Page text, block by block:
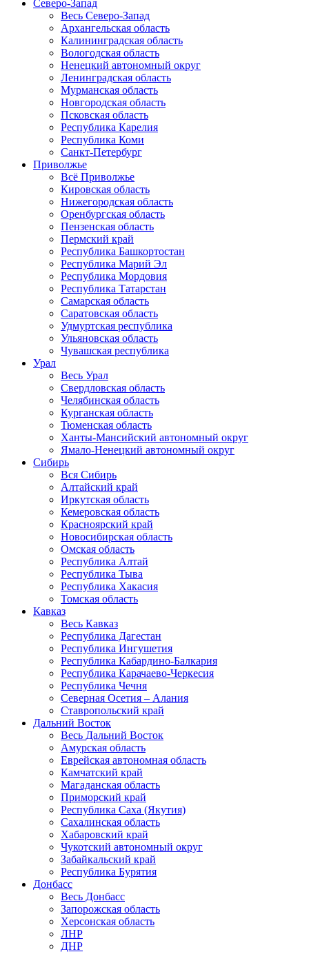
Северо-Запад
Весь Северо-Запад
Архангельская область
Калининградская область
Вологодская область
Ненецкий автономный округ
Ленинградская область
Мурманская область
Новгородская область
Псковская область
Республика Карелия
Республика Коми
Санкт-Петербург
Приволжье
Всё Приволжье
Кировская область
Нижегородская область
Оренбургская область
Пензенская область
Пермский край
Республика Башкортостан
Республика Марий Эл
Республика Мордовия
Республика Татарстан
Самарская область
Саратовская область
Удмуртская республика
Ульяновская область
Чувашская республика
Урал
Весь Урал
Свердловская область
Челябинская область
Курганская область
Тюменская область
Ханты-Мансийский автономный округ
Ямало-Ненецкий автономный округ
Сибирь
Вся Сибирь
Алтайский край
Иркутская область
Кемеровская область
Красноярский край
Новосибирская область
Омская область
Республика Алтай
Республика Тыва
Республика Хакасия
Томская область
Кавказ
Весь Кавказ
Республика Дагестан
Республика Ингушетия
Республика Кабардино-Балкария
Республика Карачаево-Черкесия
Республика Чечня
Северная Осетия – Алания
Ставропольский край
Дальний Восток
Весь Дальний Восток
Амурская область
Еврейская автономная область
Камчатский край
Магаданская область
Приморский край
Республика Саха (Якутия)
Сахалинская область
Хабаровский край
Чукотский автономный округ
Забайкальский край
Республика Бурятия
Донбасс
Весь Донбасс
Запорожская область
Херсонская область
ЛНР
ДНР